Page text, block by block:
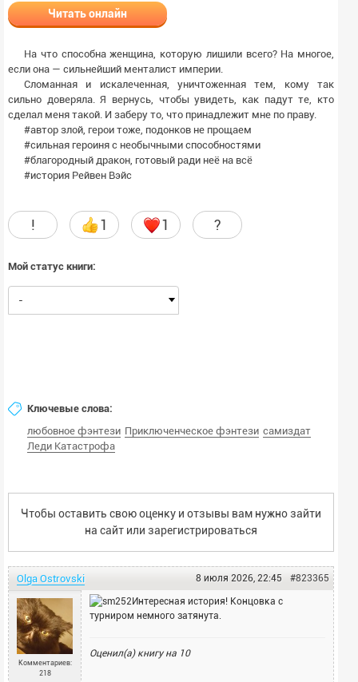
Читать онлайн
На что способна женщина, которую лишили всего? На многое,
если она — сильнейший менталист империи.
Сломанная и искалеченная, уничтоженная тем, кому так
сильно доверяла. Я вернусь, чтобы увидеть, как падут те, кто
сделал меня такой. И заберу то, что принадлежит мне по праву.
#автор злой, герои тоже, подонков не прощаем
#сильная героиня с необычными способностями
#благородный дракон, готовый ради неё на всё
#история Рейвен Вэйс
! 1 1 ?
Мой статус книги:
-
Ключевые слова:
любовное фэнтези Приключенческое фэнтези самиздат
Леди Катастрофа
Чтобы оставить свою оценку и отзывы вам нужно зайти
на сайт или зарегистрироваться
Olga Ostrovski #823365
8 июля 2026, 22:45
Комментариев:
218
Интересная история! Концовка с
турниром немного затянута.
Оценил(а) книгу на 10